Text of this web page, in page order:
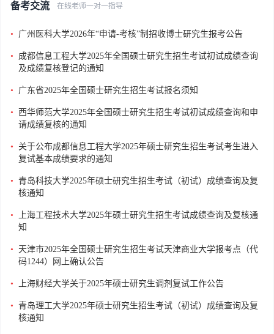
备考交流 在线老师一对一指导
• 广州医科大学2026年“申请-考核”制招收博士研究生报考公告
•
成都信息工程大学2025年全国硕士研究生招生考试初试成绩查询
及成绩复核登记的通知
• 广东省2025年全国硕士研究生招生考试报名须知
•
西华师范大学2025年全国硕士研究生招生考试初试成绩查询和申
请成绩复核的通知
•
关于公布成都信息工程大学2025年硕士研究生招生考试考生进入
复试基本成绩要求的通知
• 青岛科技大学2025年硕士研究生招生考试（初试）成绩查询及复
核通知
•
上海工程技术大学2025年硕士研究生招生考试成绩查询及复核通
知
•
天津市2025年全国硕士研究生招生考试天津商业大学报考点（代
码1244）网上确认公告
• 上海财经大学关于2025年硕士研究生调剂复试工作公告
• 青岛理工大学2025年硕士研究生招生考试（初试）成绩查询及复
核通知